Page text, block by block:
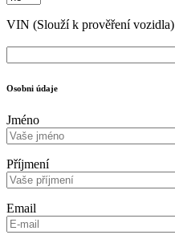
VIN (Slouží k prověření vozidla)
Osobni údaje
Jméno
Příjmení
Email